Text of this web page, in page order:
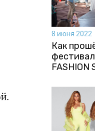
8 июня 2022
Как
FASHION